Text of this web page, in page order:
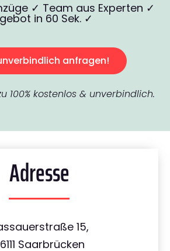
✓ Team aus Experten ✓
in 60 Sek. ✓
anfragen!
100% kostenlos & unverbindlich.
Adresse
15,
Saarbrücken